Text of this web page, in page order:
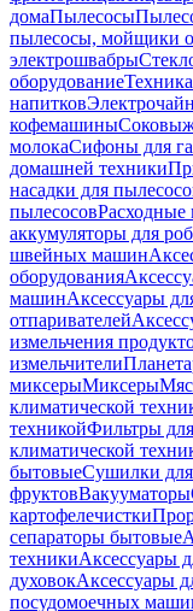
домаПылесосы
пылесосы, мойщики
электрошвабры
оборудование
напитков
кофемашины
молокаСифоны для
домашней техники
насадки для
пылесосовРасходные
аккумуляторы для
швейных машин
оборудования
машинАксессуары
отпаривателей
измельчения
измельчители
миксерыМиксеры
климатической
техникойФильтры
климатической
бытовыеСушилки
фруктовВакууматоры
картофелечистки
сепараторы бытовые
техникиАксессуары
духовокАксессуары
посудомоечных